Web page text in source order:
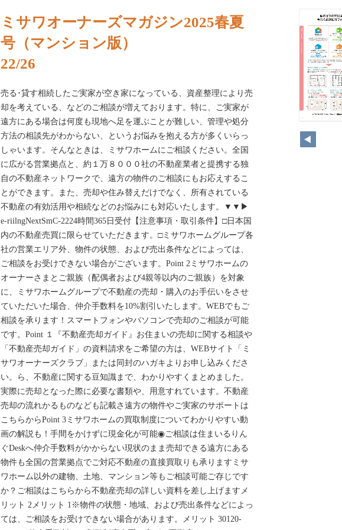
ミサワオーナーズマガジン2025春夏
号（マンション版）
22/26
売る･貸す相続したご実家が空き家になっている、資産整理により売
却を考えている、などのご相談が増えております。特に、ご実家が
遠方にある場合は何度も現地へ足を運ぶことが難しい、管理や処分
方法の相談先がわからない、というお悩みを抱える方が多くいらっ
しゃいます。そんなときは、ミサワホームにご相談ください。全国
に広がる営業拠点と、約１万８０００社の不動産業者と提携する独
自の不動産ネットワークで、遠方の物件のご相談にもお応えするこ
とができます。また、売却や住み替えだけでなく、所有されている
不動産の有効活用や相続などのお悩みにも対応いたします。▼▼▶
e-riilngNextSmC-2224時間365日受付【注意事項・取引条件】□日本国
内の不動産売買に限らせていただきます。□ミサワホームグループ各
社の営業エリア外、物件の状態、および売出条件などによっては、
ご相談をお受けできない場合がございます。Point 2ミサワホームの
オーナーさまとご親族（配偶者および4親等以内のご親族）を対象
に、ミサワホームグループで不動産の売却・購入のお手伝いをさせ
ていただいた場合、仲介手数料を10%割引いたします。WEBでもご
相談を承ります！スマートフォンやパソコンで売却のご相談が可能
です。Point １『不動産売却ガイド』お住まいの売却に関する相談や
「不動産売却ガイド」の資料請求をご希望の方は、WEBサイト「ミ
サワオーナーズクラブ」または同封のハガキよりお申し込みくださ
い。ら、不動産に関する豆知識まで、わかりやすくまとめました。
実際に売却となった際に必要な書類や、用意すれています。不動産
売却の流れかるものなども記載さ遠方の物件やご実家のサポートは
こちらからPoint 3ミサワホームの買取制度についてわかりやすい動
画の解説も！手間をかけずに現金化が可能◉ご相談は住まいるりん
ぐDeskへ仲介手数料がかからない現状のまま売却できる遠方にある
物件も全国の営業拠点でご対応不動産の直接買取りも承りますミサ
ワホーム以外の建物、土地、マンション等もご相談可能ご存じです
か？ご相談はこちらから不動産売却の詳しい資料を差し上げますメ
リット 2メリット 1※物件の状態・地域、および売出条件などによっ
ては、ご相談をお受けできない場合があります。メリット 30120-